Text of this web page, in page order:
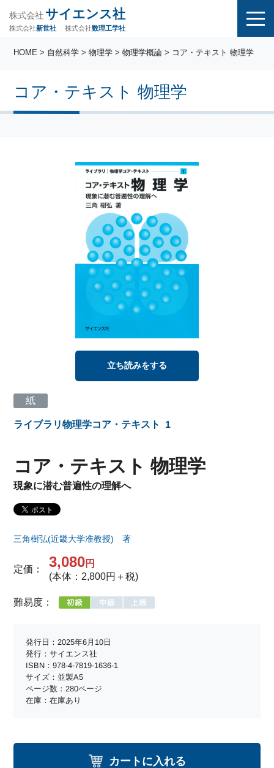
株式会社 サイエンス社
株式会社新世社 株式会社数理工学社
コア・テキスト 物理学
HOME > 自然科学 >物理学 >物理学概論 > コア・テキスト 物理学
立ち読みをする
紙
ライブラリ物理学コア・テキスト 1
コア・テキスト 物理学
現象に潜む普遍性の理解へ
三角樹弘(近畿大学准教授) 著
定価： 3,080円
(本体：2,800円＋税)
難易度：
発行日：2025年6月10日
発行：サイエンス社
ISBN：978-4-7819-1636-1
サイズ：並製A5
ページ数：280ページ
在庫：在庫あり
カートに入れる